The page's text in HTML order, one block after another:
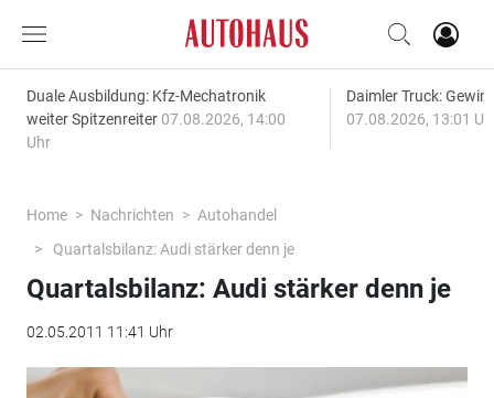
Duale Ausbildung: Kfz-Mechatronik
weiter Spitzenreiter 07.08.2026, 14:00
Uhr
Daimler Truck:
07.08.2026, 13:01
Home Nachrichten
Autohandel
Quartalsbilanz: Audi stärker denn je
Quartalsbilanz: Audi stärker denn je
02.05.2011 11:41 Uhr